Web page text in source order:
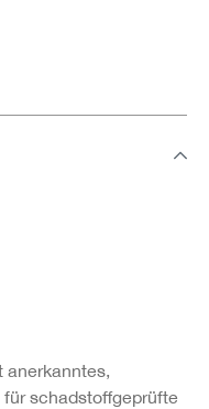
anerkanntes,
schadstoffgeprüfte